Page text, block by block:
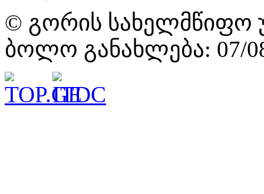
© გორის სახელმწიფო
ბოლო განახლება: 07/